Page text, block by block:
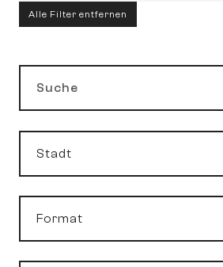
Alle Filter entfernen
Suche
Stadt
Format